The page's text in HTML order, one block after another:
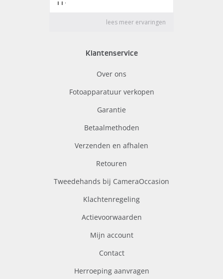
Klantenservice
Over ons
Fotoapparatuur verkopen
Garantie
Betaalmethoden
Verzenden en afhalen
Retouren
Tweedehands bij CameraOccasion
Klachtenregeling
Actievoorwaarden
Mijn account
Contact
Herroeping aanvragen